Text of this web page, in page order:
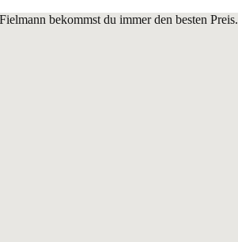
bekommst du immer den besten Preis.